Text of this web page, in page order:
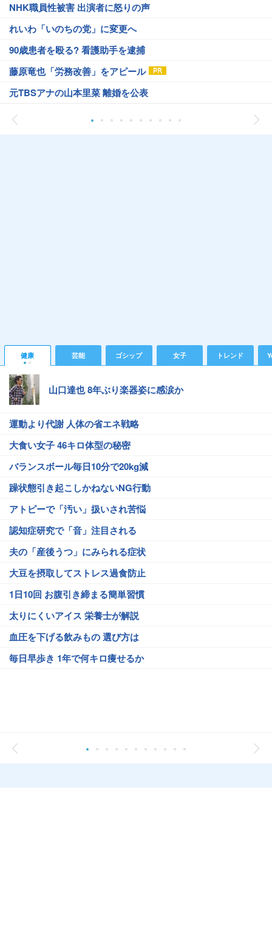
NHK職員性被害 出演者に怒りの声
れいわ「いのちの党」に変更へ
90歳患者を殴る? 看護助手を逮捕
藤原竜也「労務改善」をアピール
元TBSアナの山本里菜 離婚を公表
健康 芸能 ゴシップ 女子 トレンド
山口達也 8年ぶり楽器姿に感涙か
運動より代謝 人体の省エネ戦略
大食い女子 46キロ体型の秘密
バランスボール毎日10分で20kg減
躁状態引き起こしかねないNG行動
アトピーで「汚い」扱いされ苦悩
認知症研究で「音」注目される
夫の「産後うつ」にみられる症状
大豆を摂取してストレス過食防止
1日10回 お腹引き締まる簡単習慣
太りにくいアイス 栄養士が解説
血圧を下げる飲みもの 選び方は
毎日早歩き 1年で何キロ痩せるか